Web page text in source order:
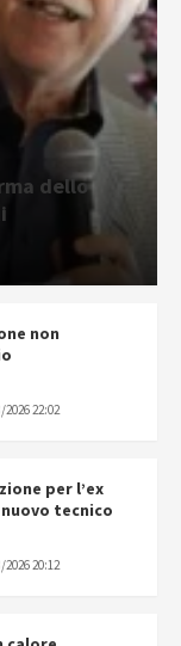
dello
non
2026 22:02
per l’ex
tecnico
2026 20:12